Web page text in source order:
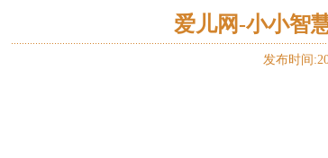
爱儿网-小小智
发布时间